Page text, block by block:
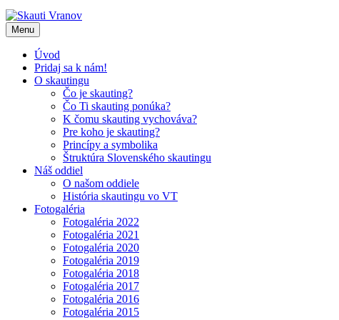
Skip
to
content
Menu
Úvod
Pridaj sa k nám!
O skautingu
Čo je skauting?
Čo Ti skauting ponúka?
K čomu skauting vychováva?
Pre koho je skauting?
Princípy a symbolika
Štruktúra Slovenského skautingu
Náš oddiel
O našom oddiele
História skautingu vo VT
Fotogaléria
Fotogaléria 2022
Fotogaléria 2021
Fotogaléria 2020
Fotogaléria 2019
Fotogaléria 2018
Fotogaléria 2017
Fotogaléria 2016
Fotogaléria 2015